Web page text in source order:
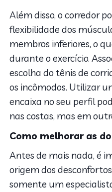
Além disso, o corredor
flexibilidade dos
membros inferiores, o
durante o exercício.
escolha do tênis de
os incômodos. Utilizar
encaixa no seu perfil
nas costas, mas em
Como melhorar as
Antes de mais nada, é
origem dos
somente um